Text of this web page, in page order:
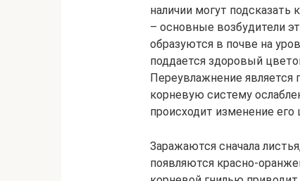
наличии могут подсказать
– основные возбудители
образуются в почве на
поддается здоровый
Переувлажнение является
корневую систему
происходит изменение его
Заражаются сначала
появляются красно-